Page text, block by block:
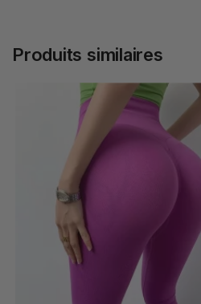
Produits similaires